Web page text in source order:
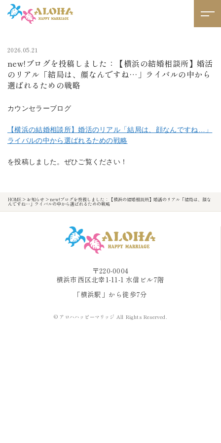
2026.05.21
new!ブログを投稿しました：【横浜の結婚相談所】婚活
のリアル「結局は、顔なんですね…」ライバルの中から
選ばれるための戦略
カウンセラーブログ
【横浜の結婚相談所】婚活のリアル「結局は、顔なんですね…」
ライバルの中から選ばれるための戦略
を投稿しました。ぜひご覧ください！
HOME> お知らせ >new!ブログを投稿しました：【横浜の結婚相談所】婚活のリアル「結局は、顔な
んですね…」ライバルの中から選ばれるための戦略
〒220-0004
横浜市西区北幸1-11-1 水信ビル7階
「横浜駅」から徒歩7分
© アロハハッピーマリッジ All Rights Reserved.